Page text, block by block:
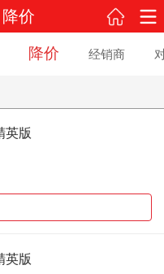
价
降价 经销商
英版
英版